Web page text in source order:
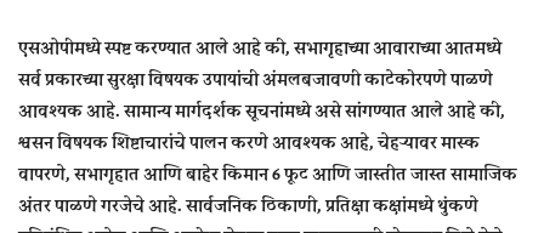
एसओपीमध्ये स्पष्ट करण्यात आले आहे की, सभागृहाच्या आवाराच्या आतमध्ये
सर्व प्रकारच्या सुरक्षा विषयक उपायांची अंमलबजावणी काटेकोरपणे पाळणे
आवश्यक आहे. सामान्य मार्गदर्शक सूचनांमध्ये असे सांगण्यात आले आहे की,
श्वसन विषयक शिष्टाचारांचे पालन करणे आवश्यक आहे, चेहऱ्यावर मास्क
वापरणे, सभागृहात आणि बाहेर किमान 6 फूट आणि जास्तीत जास्त सामाजिक
अंतर पाळणे गरजेचे आहे. सार्वजनिक ठिकाणी, प्रतिक्षा कक्षांमध्ये थुंकणे